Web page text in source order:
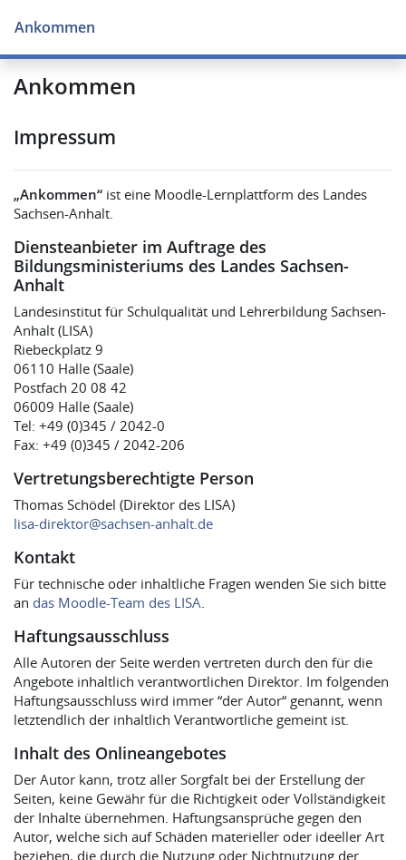
Ankommen
Ankommen
Impressum
„Ankommen“ ist eine Moodle-Lernplattform des Landes
Sachsen-Anhalt.
Diensteanbieter im Auftrage des
Bildungsministeriums des Landes Sachsen-
Anhalt
Landesinstitut für Schulqualität und Lehrerbildung Sachsen-
Anhalt (LISA)
Riebeckplatz 9
06110 Halle (Saale)
Postfach 20 08 42
06009 Halle (Saale)
Tel: +49 (0)345 / 2042-0
Fax: +49 (0)345 / 2042-206
Vertretungsberechtigte Person
Thomas Schödel (Direktor des LISA)
lisa-direktor@sachsen-anhalt.de
Kontakt
Für technische oder inhaltliche Fragen wenden Sie sich bitte
an das Moodle-Team des LISA.
Haftungsausschluss
Alle Autoren der Seite werden vertreten durch den für die
Angebote inhaltlich verantwortlichen Direktor. Im folgenden
Haftungsausschluss wird immer “der Autor“ genannt, wenn
letztendlich der inhaltlich Verantwortliche gemeint ist.
Inhalt des Onlineangebotes
Der Autor kann, trotz aller Sorgfalt bei der Erstellung der
Seiten, keine Gewähr für die Richtigkeit oder Vollständigkeit
der Inhalte übernehmen. Haftungsansprüche gegen den
Autor, welche sich auf Schäden materieller oder ideeller Art
beziehen, die durch die Nutzung oder Nichtnutzung der